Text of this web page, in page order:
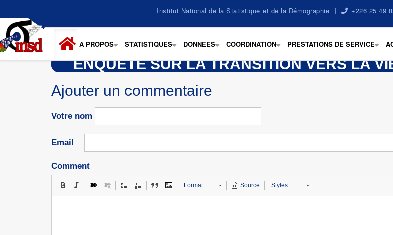
contenu
principal
Institut National de la Statistique et de la Démographie +226 25 49
+
A PROPOS
+
STATISTIQUES
+
DONNEES
+
COORDINATION
+
PRESTATIONS DE SERVICE
ENQUÊTE SUR LA TRANSITION VERS LA
Ajouter un commentaire
Votre nom
Email
Comment
Format Source Styles